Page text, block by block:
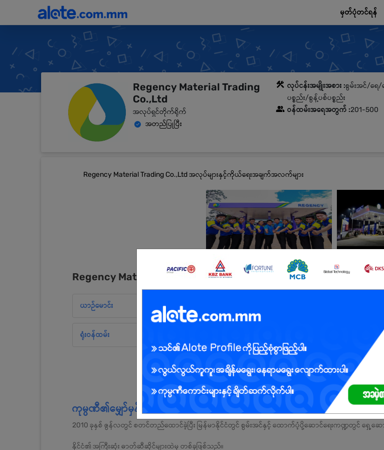
မှတ်ပုံတင်ရန်
Regency Material Trading
Co.,Ltd
အလုပ်ရှင်တိုက်ရိုက်
အတည်ပြုပြီး
လုပ်ငန်းအမျိုးအစား :စွမ်းအင်/ရေ/
ပစ္စည်း/စွန့်ပစ်ပစ္စည်း
ဝန်ထမ်းအရေအတွက် :201-500
Regency Material Trading Co.,Ltd အလုပ်များနှင့်ကိုယ်ရေးအချက်အလက်များ
Regency Material Trading Co.,Ltd အလုပ်များ
ယာဉ်မောင်း
ရုံးဝန်ထမ်း
အလုပ်အားလုံးကိုကြည့်မည်။
ကုမ္ပဏီ၏မျှော်မှန်းချက်နှင့်တာဝန်
2010 ခုနှစ် ဇွန်လတွင် စတင်တည်ထောင်ခဲ့ပြီး မြန်မာနိုင်ငံတွင် စွမ်းအင်နှင့် ထောက်ပံ့ပို့ဆောင်ရေးကဏ္ဍတွင် ရှေ့
နိုင်ငံ၏ အကြီးဆုံး ဓာတ်ဆီဆိုင်များထဲမှ တစ်ခုဖြစ်သည်။